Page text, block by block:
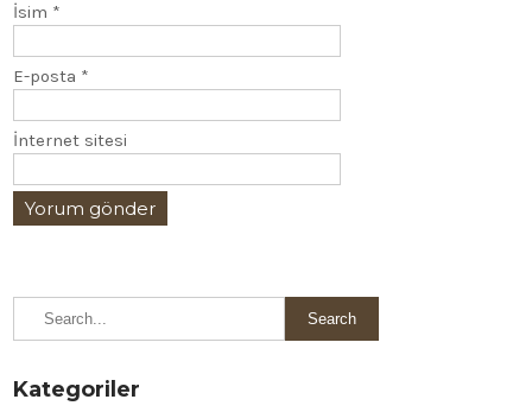
İsim *
E-posta *
İnternet sitesi
Kategoriler